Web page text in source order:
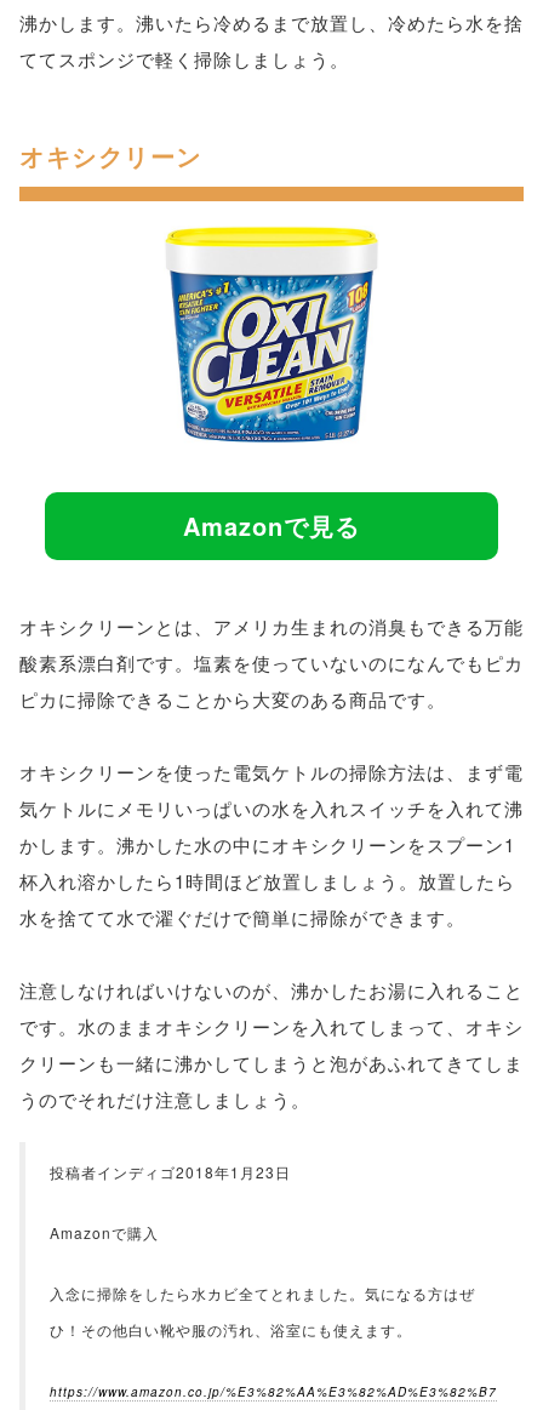
沸かします。沸いたら冷めるまで放置し、冷めたら水を捨
ててスポンジで軽く掃除しましょう。
オキシクリーン
Amazonで見る
オキシクリーンとは、アメリカ生まれの消臭もできる万能
酸素系漂白剤です。塩素を使っていないのになんでもピカ
ピカに掃除できることから大変のある商品です。
オキシクリーンを使った電気ケトルの掃除方法は、まず電
気ケトルにメモリいっぱいの水を入れスイッチを入れて沸
かします。沸かした水の中にオキシクリーンをスプーン1
杯入れ溶かしたら1時間ほど放置しましょう。放置したら
水を捨てて水で濯ぐだけで簡単に掃除ができます。
注意しなければいけないのが、沸かしたお湯に入れること
です。水のままオキシクリーンを入れてしまって、オキシ
クリーンも一緒に沸かしてしまうと泡があふれてきてしま
うのでそれだけ注意しましょう。
投稿者インディゴ2018年1月23日
Amazonで購入
入念に掃除をしたら水カビ全てとれました。気になる方はぜ
ひ！その他白い靴や服の汚れ、浴室にも使えます。
https://www.amazon.co.jp/%E3%82%AA%E3%82%AD%E3%82%B7